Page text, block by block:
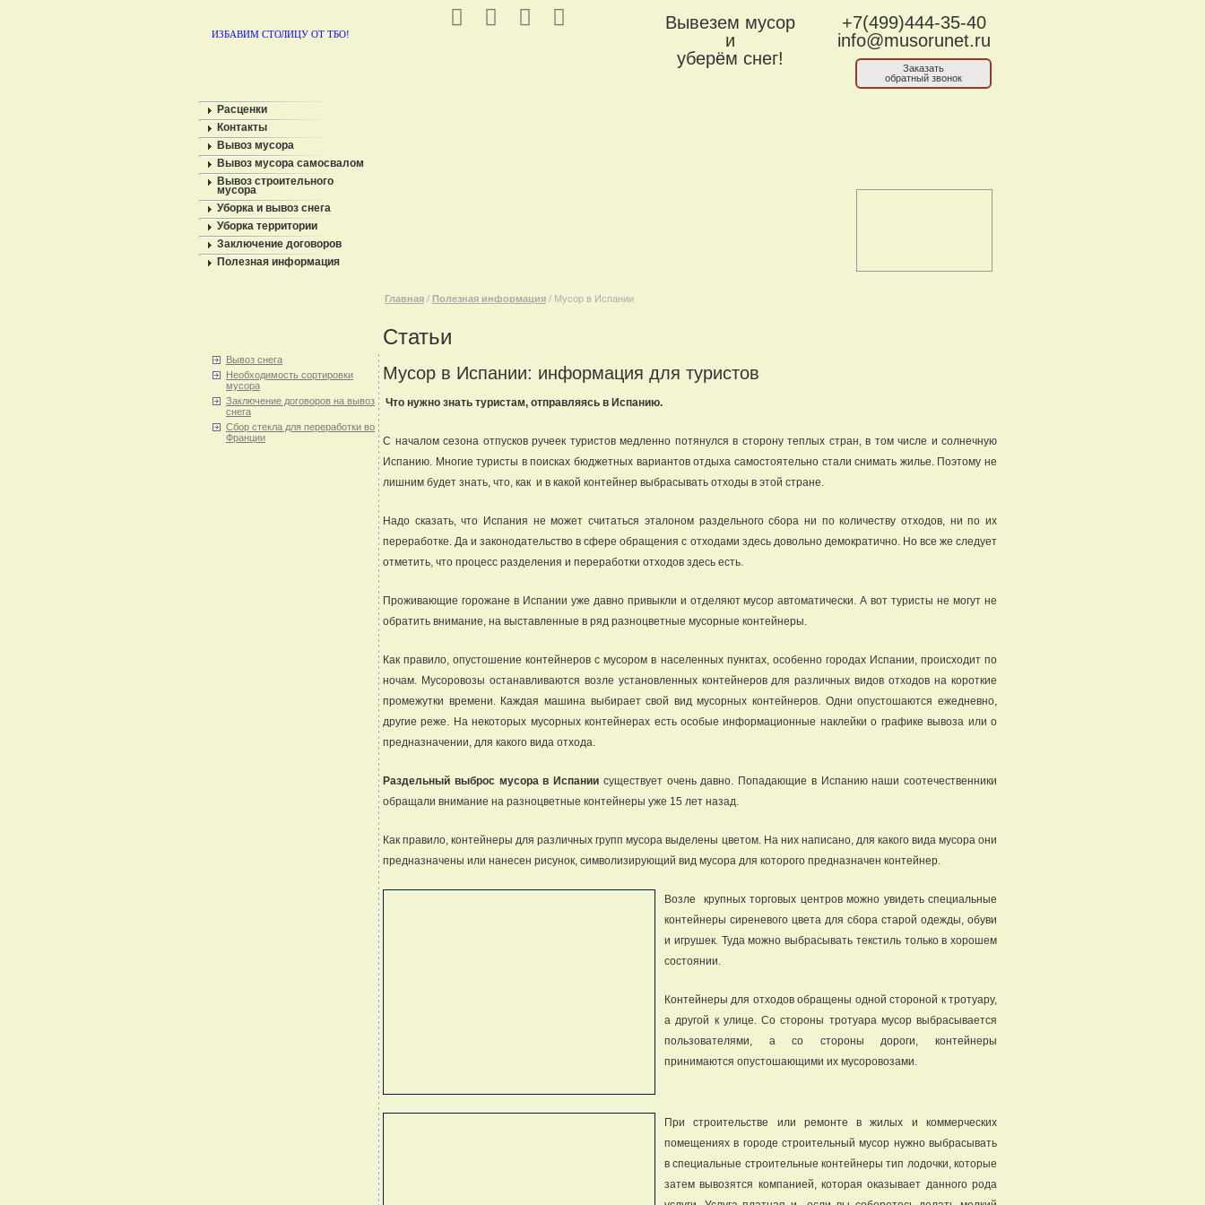
ИЗБАВИМ СТОЛИЦУ ОТ ТБО!
Вывезем мусор
и
уберём снег!
+7(499)444-35-40
info@musorunet.ru
Заказать
обратный звонок
Расценки
Контакты
Вывоз мусора
Вывоз мусора самосвалом
Вывоз строительного
мусора
Уборка и вывоз снега
Уборка территории
Заключение договоров
Полезная информация
Главная / Полезная информация / Мусор в Испании
Статьи
Вывоз снега
Необходимость сортировки
мусора
Заключение договоров на вывоз
снега
Сбор стекла для переработки во
Франции
Мусор в Испании: информация для туристов
Что нужно знать туристам, отправляясь в Испанию.
С началом сезона отпусков ручеек туристов медленно потянулся в сторону теплых стран, в том числе и солнечную
Испанию. Многие туристы в поисках бюджетных вариантов отдыха самостоятельно стали снимать жилье. Поэтому не
лишним будет знать, что, как и в какой контейнер выбрасывать отходы в этой стране.
Надо сказать, что Испания не может считаться эталоном раздельного сбора ни по количеству отходов, ни по их
переработке. Да и законодательство в сфере обращения с отходами здесь довольно демократично. Но все же следует
отметить, что процесс разделения и переработки отходов здесь есть.
Проживающие горожане в Испании уже давно привыкли и отделяют мусор автоматически. А вот туристы не могут не
обратить внимание, на выставленные в ряд разноцветные мусорные контейнеры.
Как правило, опустошение контейнеров с мусором в населенных пунктах, особенно городах Испании, происходит по
ночам. Мусоровозы останавливаются возле установленных контейнеров для различных видов отходов на короткие
промежутки времени. Каждая машина выбирает свой вид мусорных контейнеров. Одни опустошаются ежедневно,
другие реже. На некоторых мусорных контейнерах есть особые информационные наклейки о графике вывоза или о
предназначении, для какого вида отхода.
Раздельный выброс мусора в Испании существует очень давно. Попадающие в Испанию наши соотечественники
обращали внимание на разноцветные контейнеры уже 15 лет назад.
Как правило, контейнеры для различных групп мусора выделены цветом. На них написано, для какого вида мусора они
предназначены или нанесен рисунок, символизирующий вид мусора для которого предназначен контейнер.
Возле крупных торговых центров можно увидеть специальные
контейнеры сиреневого цвета для сбора старой одежды, обуви
и игрушек. Туда можно выбрасывать текстиль только в хорошем
состоянии.
Контейнеры для отходов обращены одной стороной к тротуару,
а другой к улице. Со стороны тротуара мусор выбрасывается
пользователями, а со стороны дороги, контейнеры
принимаются опустошающими их мусоровозами.
При строительстве или ремонте в жилых и коммерческих
помещениях в городе строительный мусор нужно выбрасывать
в специальные строительные контейнеры тип лодочки, которые
затем вывозятся компанией, которая оказывает данного рода